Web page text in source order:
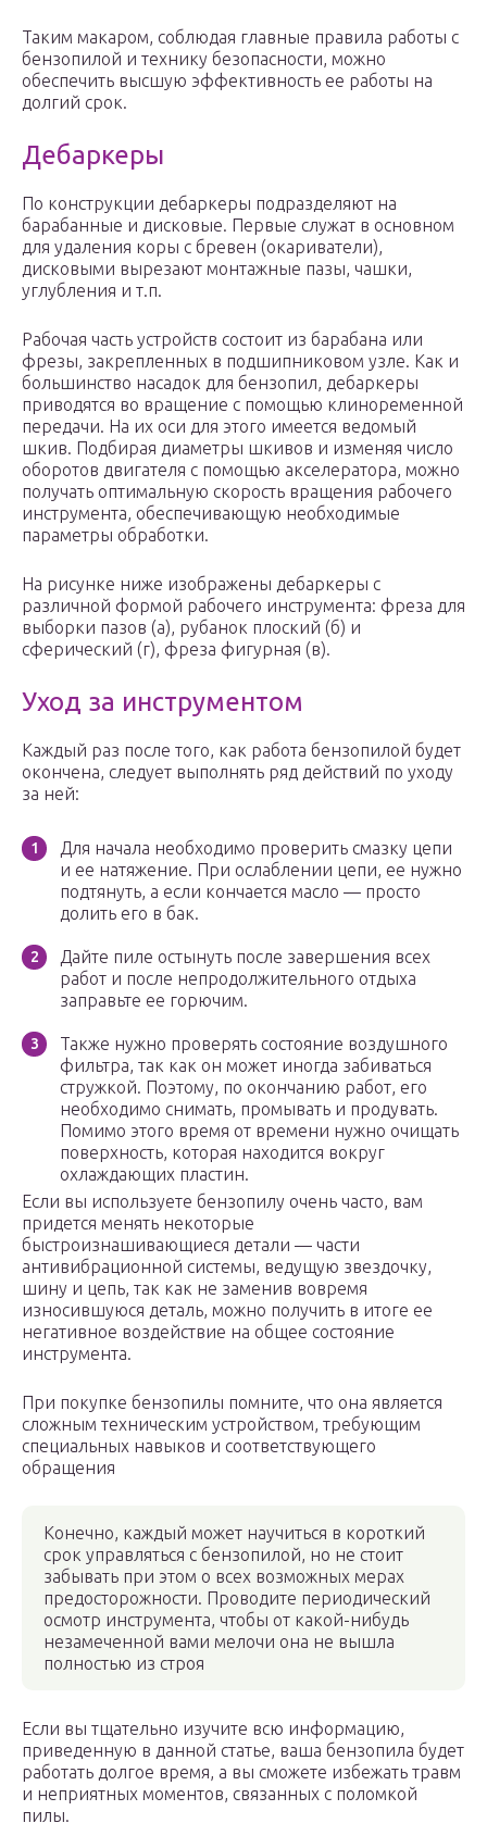
Таким макаром, соблюдая главные правила работы с
бензопилой и технику безопасности, можно
обеспечить высшую эффективность ее работы на
долгий срок.
Дебаркеры
По конструкции дебаркеры подразделяют на
барабанные и дисковые. Первые служат в основном
для удаления коры с бревен (окариватели),
дисковыми вырезают монтажные пазы, чашки,
углубления и т.п.
Рабочая часть устройств состоит из барабана или
фрезы, закрепленных в подшипниковом узле. Как и
большинство насадок для бензопил, дебаркеры
приводятся во вращение с помощью клиноременной
передачи. На их оси для этого имеется ведомый
шкив. Подбирая диаметры шкивов и изменяя число
оборотов двигателя с помощью акселератора, можно
получать оптимальную скорость вращения рабочего
инструмента, обеспечивающую необходимые
параметры обработки.
На рисунке ниже изображены дебаркеры с
различной формой рабочего инструмента: фреза для
выборки пазов (а), рубанок плоский (б) и
сферический (г), фреза фигурная (в).
Уход за инструментом
Каждый раз после того, как работа бензопилой будет
окончена, следует выполнять ряд действий по уходу
за ней:
Для начала необходимо проверить смазку цепи
и ее натяжение. При ослаблении цепи, ее нужно
подтянуть, а если кончается масло — просто
долить его в бак.
Дайте пиле остынуть после завершения всех
работ и после непродолжительного отдыха
заправьте ее горючим.
Также нужно проверять состояние воздушного
фильтра, так как он может иногда забиваться
стружкой. Поэтому, по окончанию работ, его
необходимо снимать, промывать и продувать.
Помимо этого время от времени нужно очищать
поверхность, которая находится вокруг
охлаждающих пластин.
Если вы используете бензопилу очень часто, вам
придется менять некоторые
быстроизнашивающиеся детали — части
антивибрационной системы, ведущую звездочку,
шину и цепь, так как не заменив вовремя
износившуюся деталь, можно получить в итоге ее
негативное воздействие на общее состояние
инструмента.
При покупке бензопилы помните, что она является
сложным техническим устройством, требующим
специальных навыков и соответствующего
обращения
Конечно, каждый может научиться в короткий
срок управляться с бензопилой, но не стоит
забывать при этом о всех возможных мерах
предосторожности. Проводите периодический
осмотр инструмента, чтобы от какой-нибудь
незамеченной вами мелочи она не вышла
полностью из строя
Если вы тщательно изучите всю информацию,
приведенную в данной статье, ваша бензопила будет
работать долгое время, а вы сможете избежать травм
и неприятных моментов, связанных с поломкой
пилы.